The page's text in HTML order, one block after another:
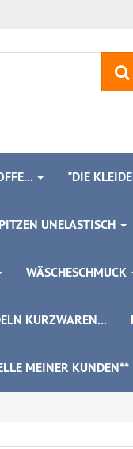
"DIE
UNELASTISCH
WÄSCHESCHMUCK
KURZWAREN...
MEINER KUNDEN**